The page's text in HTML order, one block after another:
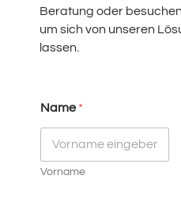
Beratung oder
um sich von unseren
lassen.
Name*
Vorname